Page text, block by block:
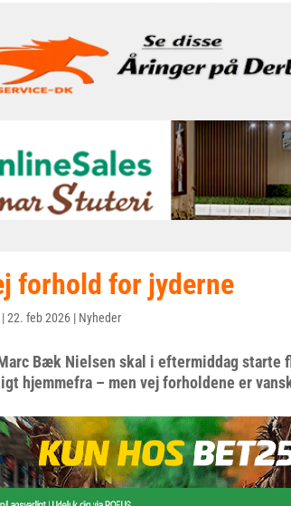
forhold for jyderne
|22. feb 2026 | Nyheder
Bæk Nielsen skal i eftermiddag starte
hjemmefra – men vej forholdene er